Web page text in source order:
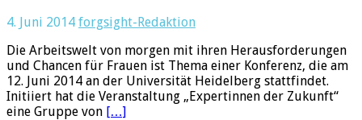
4. Juni 2014 forgsight-Redaktion
Die Arbeitswelt von morgen mit ihren Herausforderungen
und Chancen für Frauen ist Thema einer Konferenz, die am
12. Juni 2014 an der Universität Heidelberg stattfindet.
Initiiert hat die Veranstaltung „Expertinnen der Zukunft“
eine Gruppe von […]